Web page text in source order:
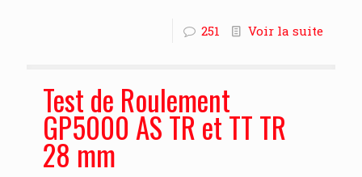
251 Voir la suite
Test de Roulement
GP5000 AS TR et TT TR
28 mm